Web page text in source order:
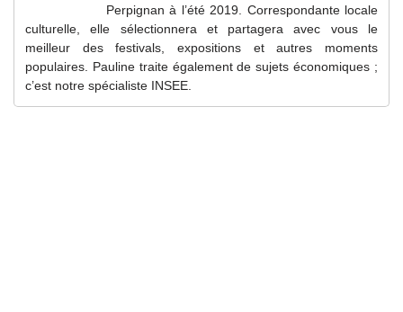
Perpignan à l’été 2019. Correspondante locale
culturelle, elle sélectionnera et partagera avec vous le
meilleur des festivals, expositions et autres moments
populaires. Pauline traite également de sujets économiques ;
c’est notre spécialiste INSEE.